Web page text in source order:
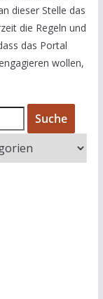
dieser Stelle das
die Regeln und
das Portal
wollen,
Suche